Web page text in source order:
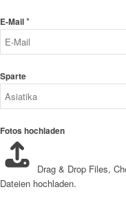
E-Mail*
Sparte
Fotos hochladen
Drag & Drop Files,
Dateien hochladen.